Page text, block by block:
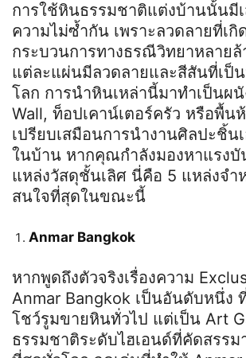
การใช้หินธรรมชาติแต่งบ้านนั้นมี
ความไม่ซ้ำกัน เพราะลวดลายที่เ
กระบวนการทางธรณีวิทยาหลาย
แต่ละแผ่นมีลวดลายและสีสันที่เป็
โลก การนำหินเหล่านี้มาทำเป็นผนั
Wall, ท็อปเคาน์เตอร์ครัว หรือพื้น
เปรียบเสมือนการนำงานศิลปะชิ้น
ในบ้าน หากคุณกำลังมองหาแรงบั
แหล่งวัสดุชั้นเลิศ นี่คือ 5 แหล่งจำ
สนใจที่สุดในขณะนี้
Anmar Bangkok
หากพูดถึงตัวจริงเรื่องความ
Anmar Bangkok เป็นอันดับหนึ่ง
โชว์รูมขายหินทั่วไป แต่เป็น Art
ธรรมชาติระดับไฮเอนด์ที่คัดสรรม